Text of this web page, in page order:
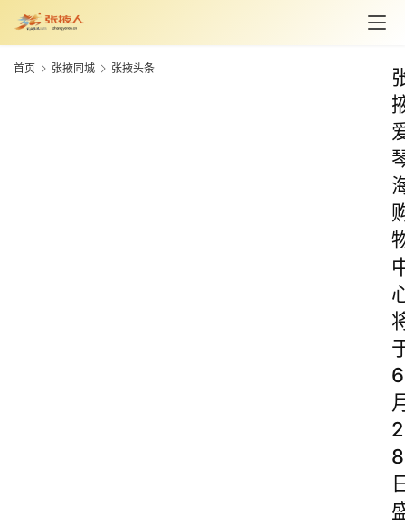
首页 张掖同城 张掖头条
6
2
8